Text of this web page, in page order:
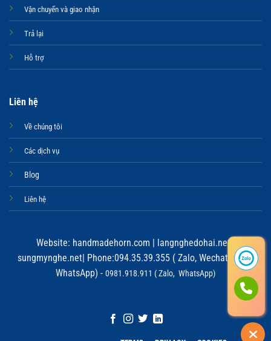
Vận chuyển và giao nhận
Trả lại
Hỗ trợ
Liên hệ
Về chúng tôi
Các dịch vụ
Blog
Liên hệ
Website: handmadehorn.com | langnghedohai.net
sungmynghe.net| Phone:094.35.39.355 ( Zalo, Wechat, Viber,
WhatsApp) - 0981.918.911 ( Zalo, WhatsApp)